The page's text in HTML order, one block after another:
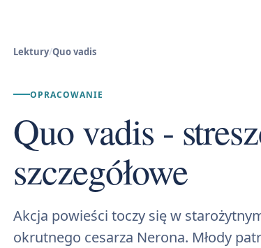
Lektury/Quo vadis
OPRACOWANIE
Quo vadis -
szczegółowe
Akcja powieści toczy się w
okrutnego cesarza Nerona. Młody